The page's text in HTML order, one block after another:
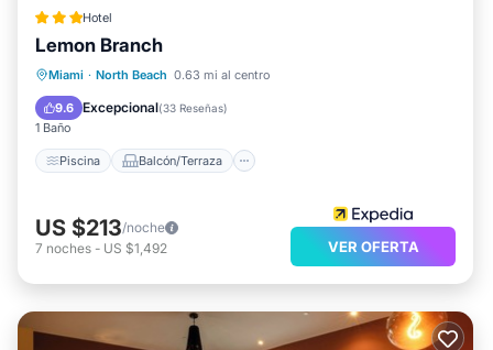
Hotel
Lemon Branch
Miami · North Beach 0.63 mi al centro
9.6 Excepcional(33 Reseñas)
1 Baño
Piscina Balcón/Terraza
Piscina Balcón/Terraza
Aire acondicionado
US $213/noche
7 noches - US $1,492 VER OFERTA